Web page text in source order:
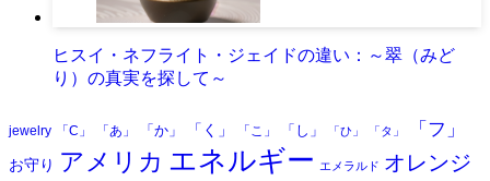
ヒスイ・ネフライト・ジェイドの違い：～翠（みど
り）の真実を探して～
jewelry 「C」 「あ」 「か」 「く」 「こ」 「し」 「ひ」 「タ」 「フ」
お守り アメリカ エネルギー エメラルド オレンジ